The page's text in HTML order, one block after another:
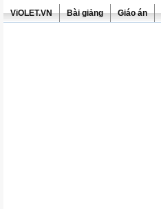
ViOLET.VN Bài giảng Giáo án